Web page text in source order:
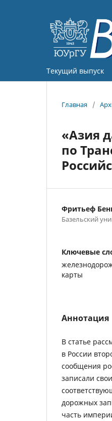
Текущий выпуск
Главная /
«Азия
по
Фритьеф
Базельский
Ключевые
карты
Аннотация
В статье
в России
сообщения
записали
дорожных
часть